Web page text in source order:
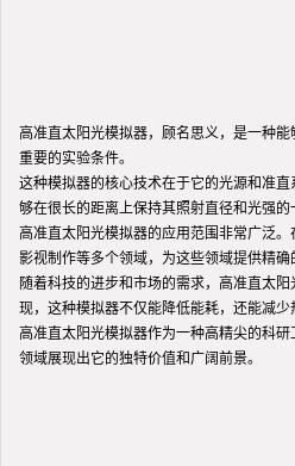
高准直太阳光模拟器，顾名思义，是一种
重要的实验条件。
这种模拟器的核心技术在于它的光源和准
够在很长的距离上保持其照射直径和光强
高准直太阳光模拟器的应用范围非常广泛
影视制作等多个领域，为这些领域提供精确
随着科技的进步和市场的需求，高准直太
现，这种模拟器不仅能降低能耗，还能减少
高准直太阳光模拟器作为一种高精尖的科
领域展现出它的独特价值和广阔前景。